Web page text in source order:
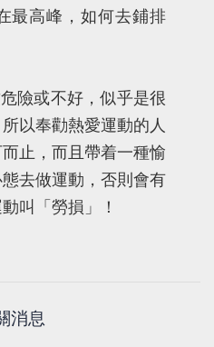
最高峰，如何去鋪排
險或不好，似乎是很
以奉勸熱愛運動的人
止，而且帶着一種愉
去做運動，否則會有
叫「勞損」！
消息